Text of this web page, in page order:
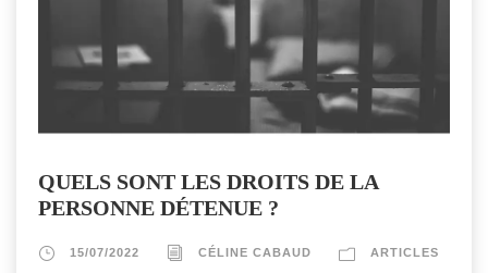
QUELS SONT LES DROITS DE LA
PERSONNE DÉTENUE ?
15/07/2022 CÉLINE CABAUD ARTICLES